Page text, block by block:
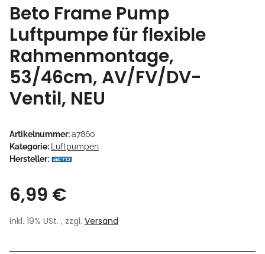
Beto Frame Pump
Luftpumpe für flexible
Rahmenmontage,
53/46cm, AV/FV/DV-
Ventil, NEU
Artikelnummer:a7860
Kategorie:
Luftpumpen
Hersteller:
6,99 €
inkl. 19% USt. , zzgl. Versand